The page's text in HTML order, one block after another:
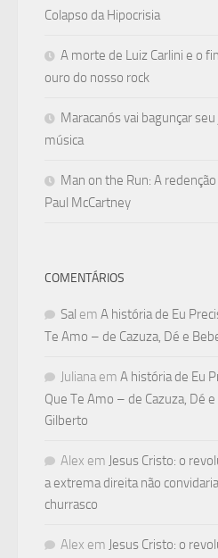
Colapso da Hipocrisia
A morte de Luiz Carlini e o
ouro do nosso rock
Maracanós vai bagunçar
música
Man on the Run: A
Paul McCartney
COMENTÁRIOS
Sal em A história de Eu
Te Amo – de Cazuza, Dé e
Juliana em A história de Eu
Que Te Amo – de Cazuza, Dé
Gilberto
Alex em Jesus Cristo: o
a extrema direita não
churrasco
Alex em Jesus Cristo: o